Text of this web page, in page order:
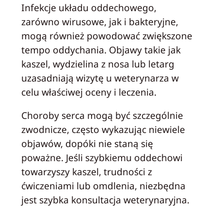
Infekcje układu oddechowego,
zarówno wirusowe, jak i bakteryjne,
mogą również powodować zwiększone
tempo oddychania. Objawy takie jak
kaszel, wydzielina z nosa lub letarg
uzasadniają wizytę u weterynarza w
celu właściwej oceny i leczenia.
Choroby serca mogą być szczególnie
zwodnicze, często wykazując niewiele
objawów, dopóki nie staną się
poważne. Jeśli szybkiemu oddechowi
towarzyszy kaszel, trudności z
ćwiczeniami lub omdlenia, niezbędna
jest szybka konsultacja weterynaryjna.